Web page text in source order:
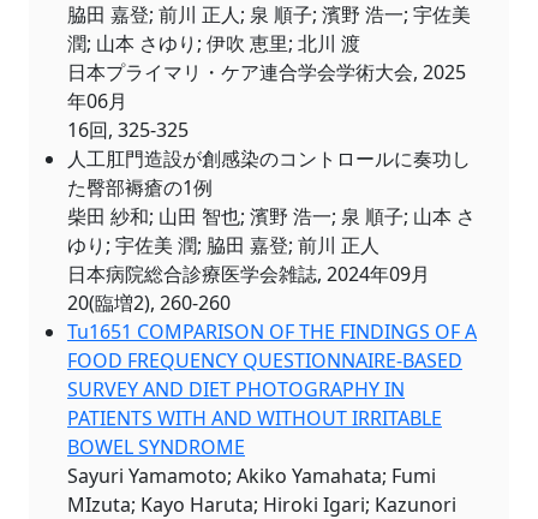
脇田 嘉登; 前川 正人; 泉 順子; 濱野 浩一; 宇佐美
潤; 山本 さゆり; 伊吹 恵里; 北川 渡
日本プライマリ・ケア連合学会学術大会, 2025
年06月
16回, 325-325
人工肛門造設が創感染のコントロールに奏功し
た臀部褥瘡の1例
柴田 紗和; 山田 智也; 濱野 浩一; 泉 順子; 山本 さ
ゆり; 宇佐美 潤; 脇田 嘉登; 前川 正人
日本病院総合診療医学会雑誌, 2024年09月
20(臨増2), 260-260
Tu1651 COMPARISON OF THE FINDINGS OF A
FOOD FREQUENCY QUESTIONNAIRE-BASED
SURVEY AND DIET PHOTOGRAPHY IN
PATIENTS WITH AND WITHOUT IRRITABLE
BOWEL SYNDROME
Sayuri Yamamoto; Akiko Yamahata; Fumi
MIzuta; Kayo Haruta; Hiroki Igari; Kazunori